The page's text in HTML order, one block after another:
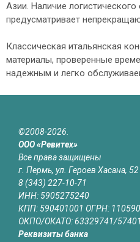
Азии. Наличие
предусматривает
Классическая итальянская
материалы, проверенные
надежным и легко
©2008-2026.
ООО «Ревитех»
Все права защищены
г. Пермь, ул. Героев Хасана, 52
8 (343) 227-10-71
ИНН: 5905275240
КПП: 590401001 ОГРН:
ОКПО/ОКАТО: 63329741/
Реквизиты банка